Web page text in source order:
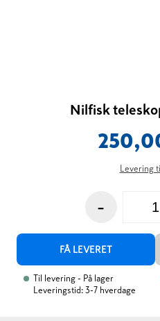
Nilfisk
Levering
-
FÅ LEVERET
Til levering - På lager
Leveringstid: 3-7 hverdage